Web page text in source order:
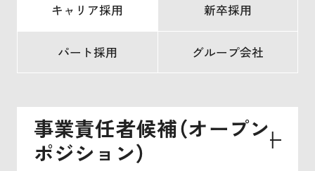
BUSINESS
私たちの特徴と強み
食の未来を創る事業
グローバル展開
環境への取り組み
CULTURE
カルチャー
キャリア開発
働き方と福利厚生
オフィス紹介
キャリア採用 新卒採用
パート採用 グループ会社
事業責任者候補（オープン
ポジション）